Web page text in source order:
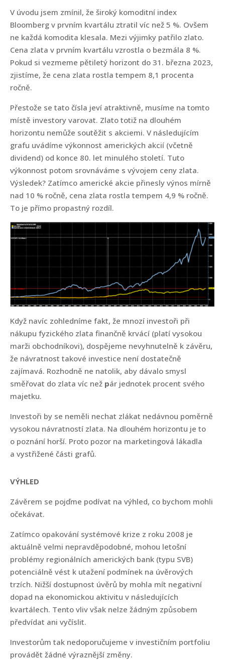
V úvodu jsem zmínil, že široký komoditní index
Bloomberg v prvním kvartálu ztratil víc než 5 %. Ovšem
ne každá komodita klesala. Mezi výjimky patřilo zlato.
Cena zlata v prvním kvartálu vzrostla o bezmála 8 %.
Pokud si vezmeme pětiletý horizont do 31. března 2023,
zjistíme, že cena zlata rostla tempem 8,1 procenta
ročně.
Přestože se tato čísla jeví atraktivně, musíme na tomto
místě investory varovat. Zlato totiž na dlouhém
horizontu nemůže soutěžit s akciemi. V následujícím
grafu uvádíme výkonnost amerických akcií (včetně
dividend) od konce 80. let minulého století. Tuto
výkonnost potom srovnáváme s vývojem ceny zlata.
Výsledek? Zatímco americké akcie přinesly výnos mírně
nad 10 % ročně, cena zlata rostla tempem 4,9 % ročně.
To je přímo propastný rozdíl.
Když navíc zohledníme fakt, že mnozí investoři při
nákupu fyzického zlata finančně krvácí (platí vysokou
marži obchodníkovi), dospějeme nevyhnutelně k závěru,
že návratnost takové investice není dostatečně
zajímavá. Rozhodně ne natolik, aby dávalo smysl
směřovat do zlata víc než pár jednotek procent svého
majetku.
Investoři by se neměli nechat zlákat nedávnou poměrně
vysokou návratností zlata. Na dlouhém horizontu je to
o poznání horší. Proto pozor na marketingová lákadla
a vystřižené části grafů.
VÝHLED
Závěrem se pojďme podívat na výhled, co bychom mohli
očekávat.
Zatímco opakování systémové krize z roku 2008 je
aktuálně velmi nepravděpodobné, mohou letošní
problémy regionálních amerických bank (typu SVB)
potenciálně vést k utažení podmínek na úvěrových
trzích. Nižší dostupnost úvěrů by mohla mít negativní
dopad na ekonomickou aktivitu v následujících
kvartálech. Tento vliv však nelze žádným způsobem
předvídat ani vyčíslit.
Investorům tak nedoporučujeme v investičním portfoliu
provádět žádné výraznější změny.